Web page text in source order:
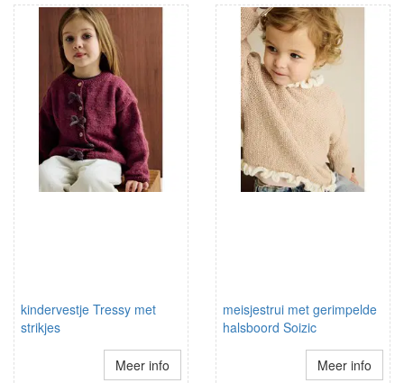
kindervestje Tressy met
strikjes
Meer info
meisjestrui met gerimpelde
halsboord Soizic
Meer info